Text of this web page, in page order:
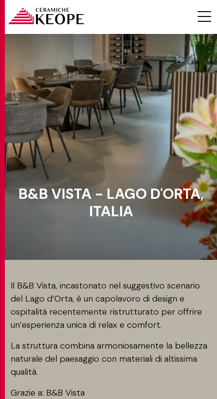
PROGETTI
MAGAZINE
MATCH APP
CERCA
AREA RISERVATA
B&B VISTA - LAGO D'ORTA,
ITALIA
Il B&B Vista, incastonato nel suggestivo scenario
del Lago d’Orta, è un capolavoro di design e
ospitalità recentemente ristrutturato per offrire
un’esperienza unica di relax e comfort.
La struttura combina armoniosamente la bellezza
naturale del paesaggio con materiali di altissima
qualità.
Grazie a: B&B Vista